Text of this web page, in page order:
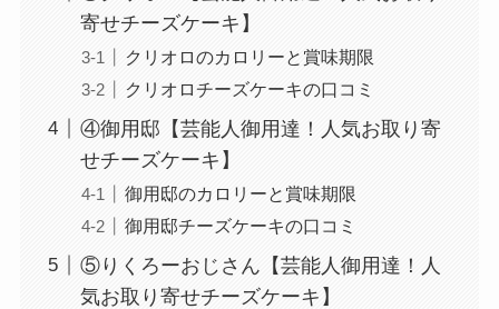
寄せチーズケーキ】
クリオロのカロリーと賞味期限
クリオロチーズケーキの口コミ
④御用邸【芸能人御用達！人気お取り寄
せチーズケーキ】
御用邸のカロリーと賞味期限
御用邸チーズケーキの口コミ
⑤りくろーおじさん【芸能人御用達！人
気お取り寄せチーズケーキ】